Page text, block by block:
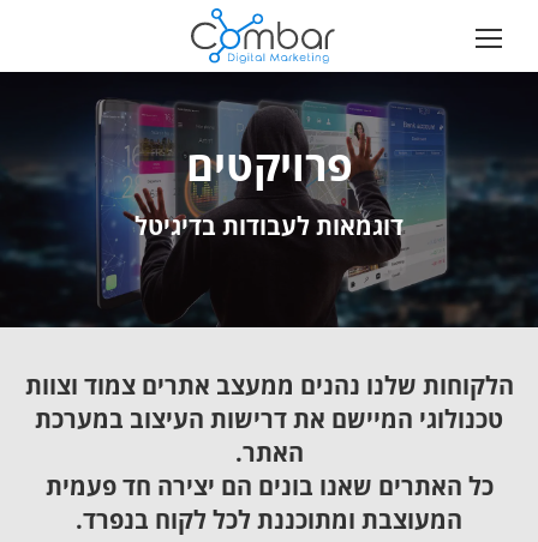
פרויקטים
דוגמאות לעבודות בדיגיטל
הלקוחות שלנו נהנים ממעצב אתרים צמוד וצוות
טכנולוגי המיישם את דרישות העיצוב במערכת
האתר.
כל האתרים שאנו בונים הם יצירה חד פעמית
המעוצבת ומתוכננת לכל לקוח בנפרד.